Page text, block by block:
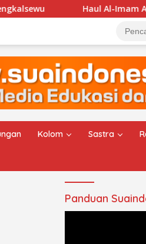
Al-Imam Abul Hasan Assyadzali
Kolom Sastra
Panduan